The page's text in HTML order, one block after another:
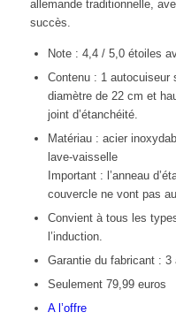
allemande traditionnelle,
succès.
Note : 4,4 / 5,0 étoiles
Contenu : 1 autocuiseur
diamètre de 22 cm et
joint d’étanchéité.
Matériau : acier
lave-vaisselle
Important : l’anneau
couvercle ne vont pas
Convient à tous les
l’induction.
Garantie du fabricant : 3
Seulement 79,99 euros
A l’offre